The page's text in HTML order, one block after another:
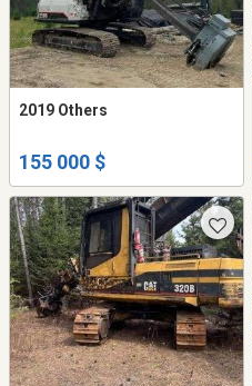
2019 Others
155 000 $